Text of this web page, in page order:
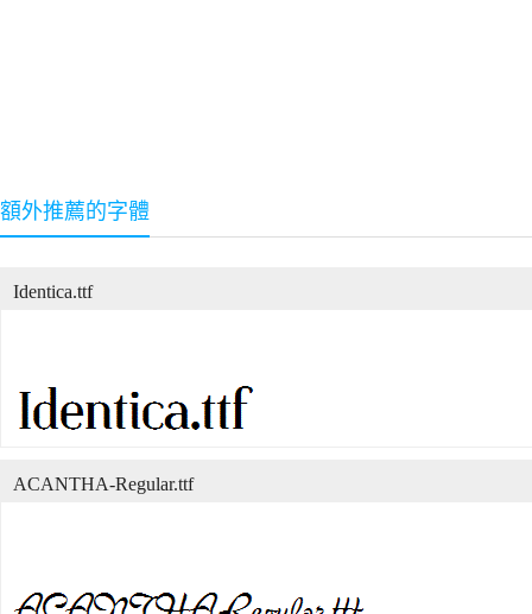
額外推薦的字體
Identica.ttf
ACANTHA-Regular.ttf